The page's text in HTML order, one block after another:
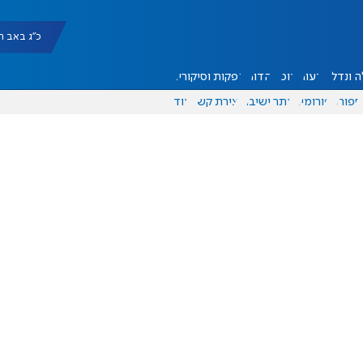
כ"ג באב תשפ"ו
ונדל"ן דעות אוכל יהדות הפקות וסיקורים
ספורט פורומים אתר ישיבה יצירת קשר עוד